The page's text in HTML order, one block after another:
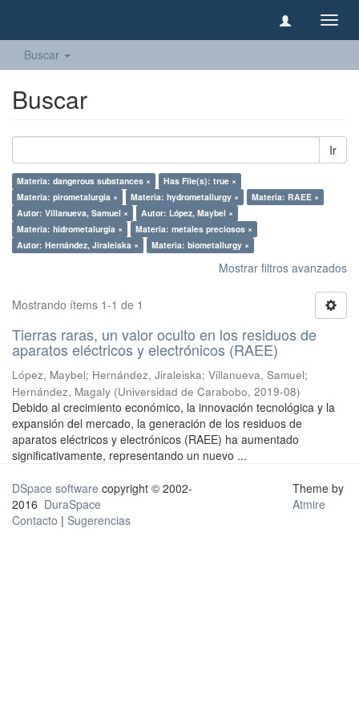
Buscar
Buscar
Ir
Materia: dangerous substances ×
Has File(s): true ×
Materia: pirometalurgia ×
Materia: hydrometallurgy ×
Materia: RAEE ×
Autor: Villanueva, Samuel ×
Autor: López, Maybel ×
Materia: hidrometalurgia ×
Materia: metales preciosos ×
Autor: Hernández, Jiraleiska ×
Materia: biometallurgy ×
Mostrar filtros avanzados
Mostrando ítems 1-1 de 1
Tierras raras, un valor oculto en los residuos de
aparatos eléctricos y electrónicos (RAEE)
López, Maybel; Hernández, Jiraleiska; Villanueva, Samuel;
Hernández, Magaly (Universidad de Carabobo, 2019-08)
Debido al crecimiento económico, la innovación tecnológica y la
expansión del mercado, la generación de los residuos de
aparatos eléctricos y electrónicos (RAEE) ha aumentado
significativamente, representando un nuevo ...
DSpace software copyright © 2002-
2016 DuraSpace
Contacto | Sugerencias
Theme by
Atmire